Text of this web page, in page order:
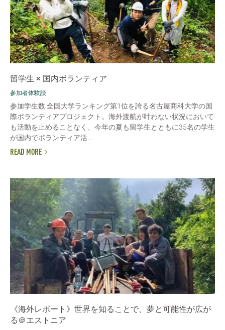
留学生 × 国内ボランティア
参加者体験談
参加学生数 全国大学ランキング第1位を誇る名古屋商科大学の国
際ボランティアプロジェクト。海外渡航が叶わない状況において
も活動を止めることなく、今年の夏も留学生とともに35名の学生
が国内でボランティア活...
READ MORE
《海外レポート》世界を知ることで、夢と可能性が広が
る＠エストニア